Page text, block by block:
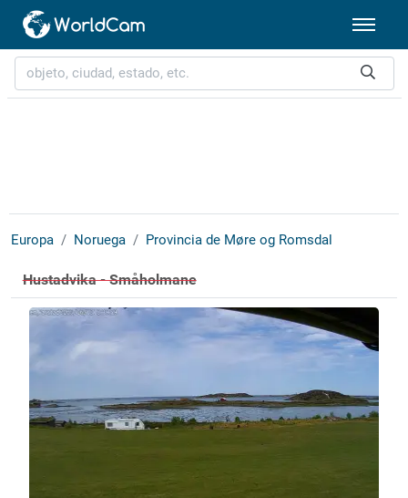
Europa Noruega Provincia de Møre og Romsdal
Hustadvika - Småholmane